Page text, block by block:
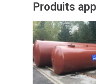
Produits